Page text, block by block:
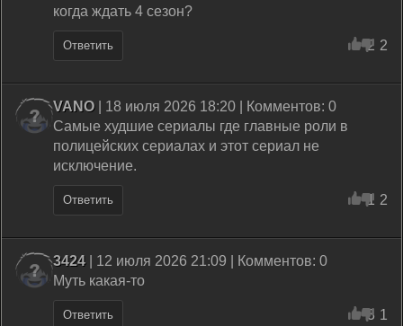
когда ждать 4 сезон?
Ответить 2 2
VANO| 18 июля 2026 18:20 | Комментов: 0
Самые худшие сериалы где главные роли в
полицейских сериалах и этот сериал не
исключение.
Ответить 1 2
3424| 12 июля 2026 21:09 | Комментов: 0
Муть какая-то
Ответить 3 1